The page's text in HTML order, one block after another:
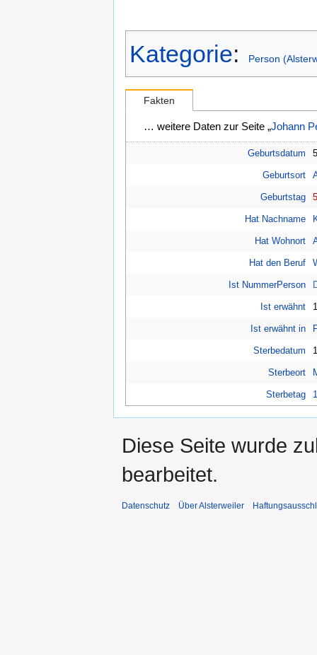
Kategorie: Person
Fakten
… weitere Daten zur Seite „Johann
Geburtsdatum
Geburtsort
Geburtstag
Hat Nachname
Hat Wohnort
Hat den Beruf
Ist NummerPerson
Ist erwähnt
Ist erwähnt in
Sterbedatum
Sterbeort
Sterbetag
Diese Seite wurde
bearbeitet.
Datenschutz Über Alsterweiler